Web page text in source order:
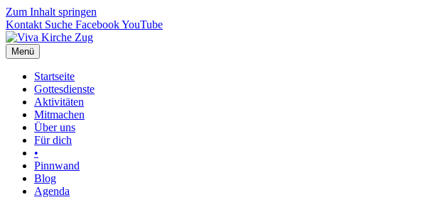
Zum Inhalt springen
Kontakt Suche FacebookYouTube
Menü
Startseite
Gottesdienste
Aktivitäten
Mitmachen
Über uns
Für dich
•
Pinnwand
Blog
Agenda